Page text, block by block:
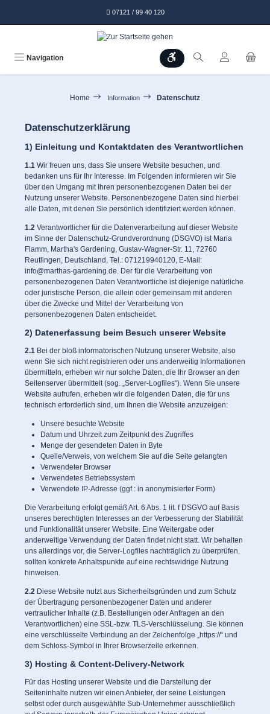
07121 / 99 40 120
Navigation Werkzeugleiste anzeigen
Home Information Datenschutz
Datenschutzerklärung
1) Einleitung und Kontaktdaten des Verantwortlichen
1.1 Wir freuen uns, dass Sie unsere Website besuchen, und
bedanken uns für Ihr Interesse. Im Folgenden informieren wir Sie
über den Umgang mit Ihren personenbezogenen Daten bei der
Nutzung unserer Website. Personenbezogene Daten sind hierbei
alle Daten, mit denen Sie persönlich identifiziert werden können.
1.2 Verantwortlicher für die Datenverarbeitung auf dieser Website
im Sinne der Datenschutz-Grundverordnung (DSGVO) ist Maria
Flamm, Martha's Gardening, Gustav-Wagner-Str. 11, 72760
Reutlingen, Deutschland, Tel.: 071219940120, E-Mail:
info@marthas-gardening.de. Der für die Verarbeitung von
personenbezogenen Daten Verantwortliche ist diejenige natürliche
oder juristische Person, die allein oder gemeinsam mit anderen
über die Zwecke und Mittel der Verarbeitung von
personenbezogenen Daten entscheidet.
2) Datenerfassung beim Besuch unserer Website
2.1 Bei der bloß informatorischen Nutzung unserer Website, also
wenn Sie sich nicht registrieren oder uns anderweitig Informationen
übermitteln, erheben wir nur solche Daten, die Ihr Browser an den
Seitenserver übermittelt (sog. „Server-Logfiles“). Wenn Sie unsere
Website aufrufen, erheben wir die folgenden Daten, die für uns
technisch erforderlich sind, um Ihnen die Website anzuzeigen:
Unsere besuchte Website
Datum und Uhrzeit zum Zeitpunkt des Zugriffes
Menge der gesendeten Daten in Byte
Quelle/Verweis, von welchem Sie auf die Seite gelangten
Verwendeter Browser
Verwendetes Betriebssystem
Verwendete IP-Adresse (ggf.: in anonymisierter Form)
Die Verarbeitung erfolgt gemäß Art. 6 Abs. 1 lit. f DSGVO auf Basis
unseres berechtigten Interesses an der Verbesserung der Stabilität
und Funktionalität unserer Website. Eine Weitergabe oder
anderweitige Verwendung der Daten findet nicht statt. Wir behalten
uns allerdings vor, die Server-Logfiles nachträglich zu überprüfen,
sollten konkrete Anhaltspunkte auf eine rechtswidrige Nutzung
hinweisen.
2.2 Diese Website nutzt aus Sicherheitsgründen und zum Schutz
der Übertragung personenbezogener Daten und anderer
vertraulicher Inhalte (z.B. Bestellungen oder Anfragen an den
Verantwortlichen) eine SSL-bzw. TLS-Verschlüsselung. Sie können
eine verschlüsselte Verbindung an der Zeichenfolge „https://“ und
dem Schloss-Symbol in Ihrer Browserzeile erkennen.
3) Hosting & Content-Delivery-Network
Für das Hosting unserer Website und die Darstellung der
Seiteninhalte nutzen wir einen Anbieter, der seine Leistungen
selbst oder durch ausgewählte Sub-Unternehmer ausschließlich